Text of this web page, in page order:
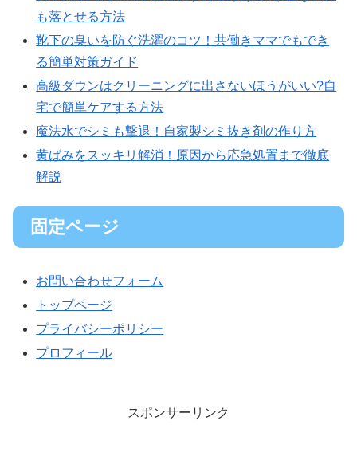
も落とせる方法
靴下の臭いを防ぐ洗濯のコツ！共働きママでもでき
る簡単対策ガイド
高級ダウンはクリーニングに出さないほうがいい?自
宅で簡単ケアする方法
魔法水でシミも撃退！自家製シミ抜き剤の作り方
黄ばみをスッキリ解消！原因から応急処置まで徹底
解説
固定ページ
お問い合わせフォーム
トップページ
プライバシーポリシー
プロフィール
スポンサーリンク